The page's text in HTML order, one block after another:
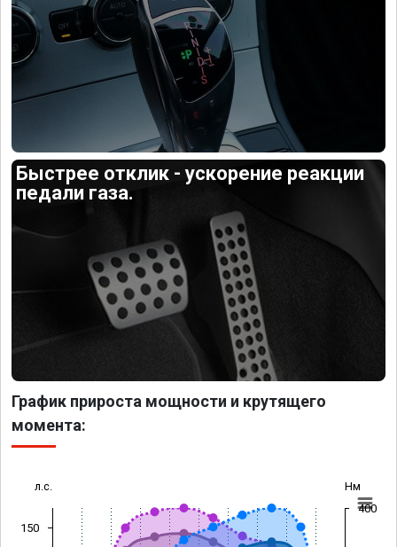
Быстрее отклик - ускорение реакции
педали газа.
График прироста мощности и крутящего
момента:
л.с. Нм
150
400